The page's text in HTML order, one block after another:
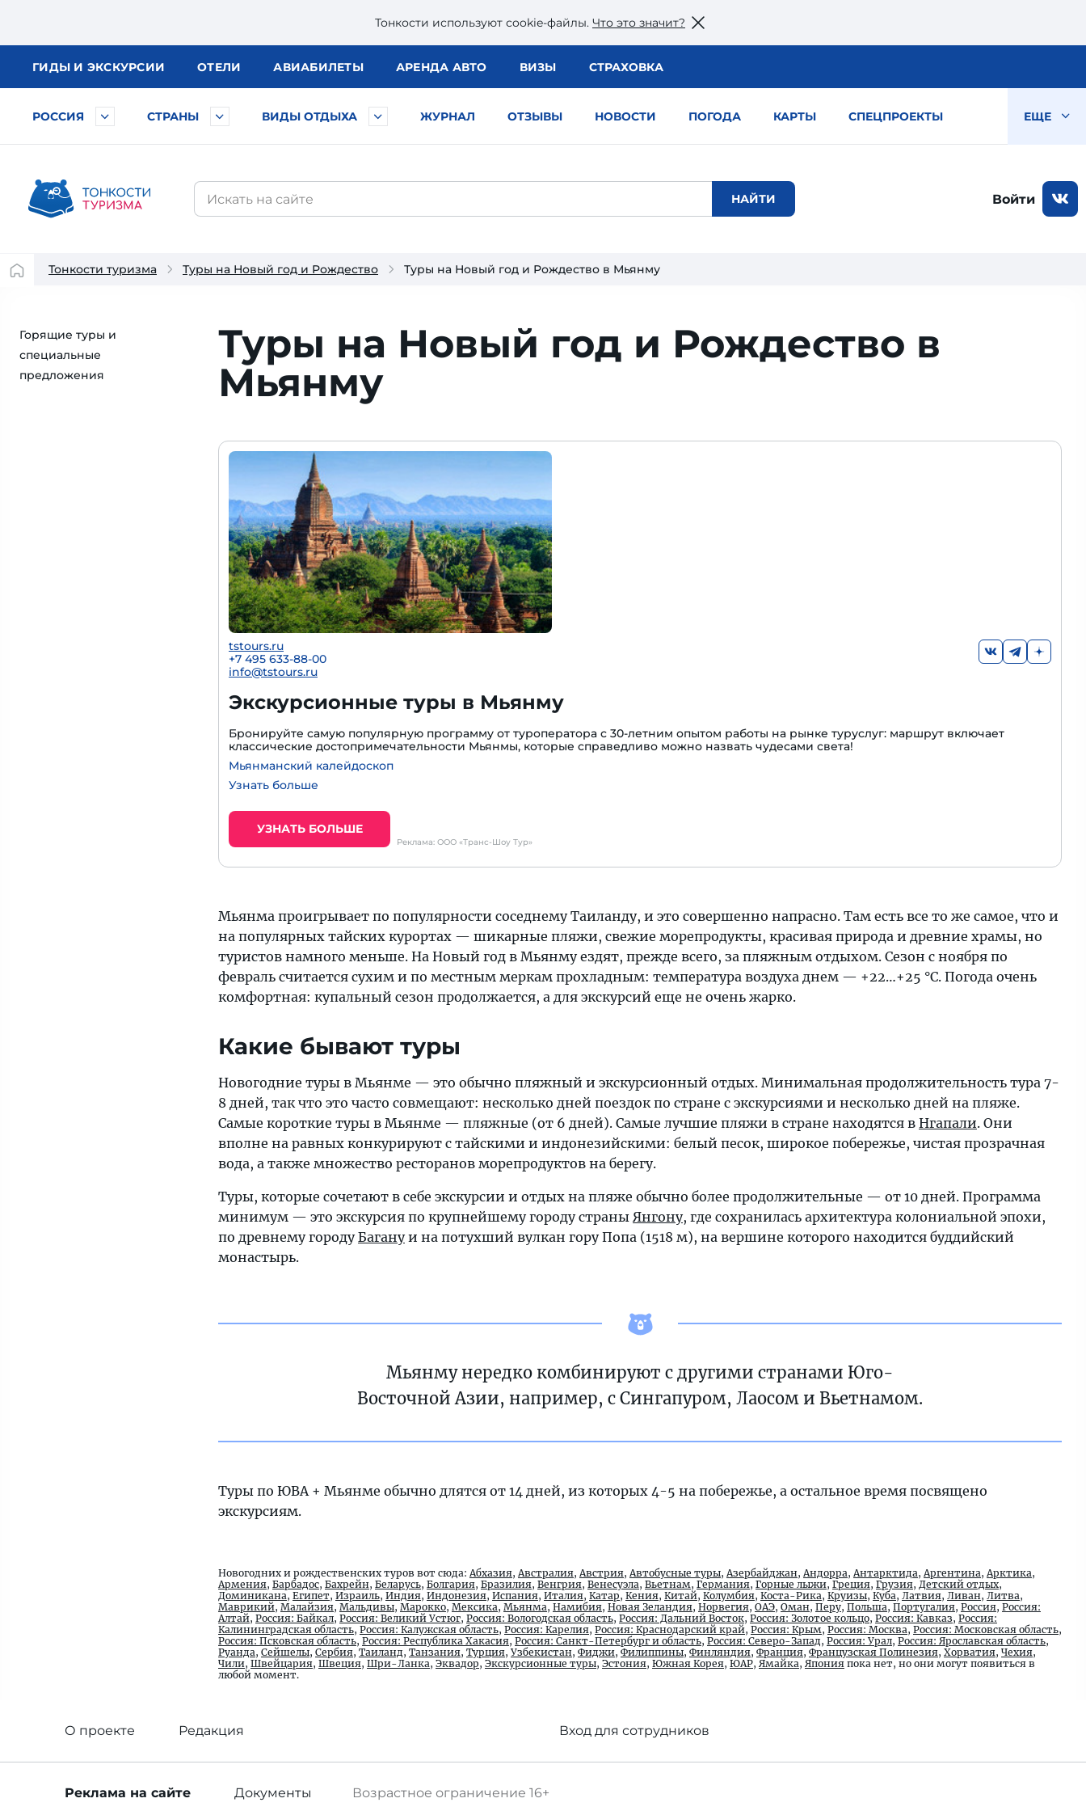
Тонкости используют сookie-файлы. Что это значит?
ГИДЫ И ЭКСКУРСИИ ОТЕЛИ АВИАБИЛЕТЫ АРЕНДА АВТО ВИЗЫ СТРАХОВКА
РОССИЯ СТРАНЫ ВИДЫ ОТДЫХА ЖУРНАЛ ОТЗЫВЫ НОВОСТИ ПОГОДА КАРТЫ СПЕЦПРОЕКТЫ ЕЩЕ
Войти
Тонкости туризма Туры на Новый год и Рождество Туры на Новый год и Рождество в Мьянму
Горящие туры и
специальные
предложения
Туры на Новый год и Рождество в
Мьянму
tstours.ru
+7 495 633-88-00
info@tstours.ru
Экскурсионные туры в Мьянму
Бронируйте самую популярную программу от туроператора с 30-летним опытом работы на рынке туруслуг: маршрут включает
классические достопримечательности Мьянмы, которые справедливо можно назвать чудесами света!
Мьянманский калейдоскоп
Узнать больше
УЗНАТЬ БОЛЬШЕ
Реклама: ООО «Транс-Шоу Тур»
Мьянма проигрывает по популярности соседнему Таиланду, и это совершенно напрасно. Там есть все то же самое, что и
на популярных тайских курортах — шикарные пляжи, свежие морепродукты, красивая природа и древние храмы, но
туристов намного меньше. На Новый год в Мьянму ездят, прежде всего, за пляжным отдыхом. Сезон с ноября по
февраль считается сухим и по местным меркам прохладным: температура воздуха днем — +22…+25 °С. Погода очень
комфортная: купальный сезон продолжается, а для экскурсий еще не очень жарко.
Какие бывают туры
Новогодние туры в Мьянме — это обычно пляжный и экскурсионный отдых. Минимальная продолжительность тура 7-
8 дней, так что это часто совмещают: несколько дней поездок по стране с экскурсиями и несколько дней на пляже.
Самые короткие туры в Мьянме — пляжные (от 6 дней). Самые лучшие пляжи в стране находятся в Нгапали. Они
вполне на равных конкурируют с тайскими и индонезийскими: белый песок, широкое побережье, чистая прозрачная
вода, а также множество ресторанов морепродуктов на берегу.
Туры, которые сочетают в себе экскурсии и отдых на пляже обычно более продолжительные — от 10 дней. Программа
минимум — это экскурсия по крупнейшему городу страны Янгону, где сохранилась архитектура колониальной эпохи,
по древнему городуБагануи на потухший вулкан гору Попа (1518 м), на вершине которого находится буддийский
монастырь.
Мьянму нередко комбинируют с другими странами Юго-
Восточной Азии, например, с Сингапуром, Лаосом и Вьетнамом.
Туры по ЮВА + Мьянме обычно длятся от 14 дней, из которых 4-5 на побережье, а остальное время посвящено
экскурсиям.
Новогодних и рождественских туров вот сюда: Абхазия, Австралия, Австрия, Автобусные туры, Азербайджан, Андорра, Антарктида, Аргентина, Арктика,
Армения, Барбадос, Бахрейн, Беларусь, Болгария, Бразилия, Венгрия, Венесуэла, Вьетнам, Германия, Горные лыжи, Греция, Грузия, Детский отдых,
Доминикана, Египет, Израиль, Индия, Индонезия, Испания, Италия, Катар, Кения, Китай, Колумбия, Коста-Рика, Круизы, Куба, Латвия, Ливан, Литва,
Маврикий, Малайзия, Мальдивы, Марокко, Мексика, Мьянма, Намибия, Новая Зеландия, Норвегия, ОАЭ, Оман, Перу, Польша, Португалия, Россия, Россия:
Алтай, Россия: Байкал, Россия: Великий Устюг, Россия: Вологодская область, Россия: Дальний Восток, Россия: Золотое кольцо, Россия: Кавказ, Россия:
Калининградская область, Россия: Калужская область, Россия: Карелия, Россия: Краснодарский край, Россия: Крым, Россия: Москва, Россия: Московская область,
Россия: Псковская область, Россия: Республика Хакасия, Россия: Санкт-Петербург и область, Россия: Северо-Запад, Россия: Урал, Россия: Ярославская область,
Руанда, Сейшелы, Сербия, Таиланд, Танзания, Турция, Узбекистан, Фиджи, Филиппины, Финляндия, Франция, Французская Полинезия, Хорватия, Чехия,
Чили, Швейцария, Швеция, Шри-Ланка, Эквадор, Экскурсионные туры, Эстония, Южная Корея, ЮАР, Ямайка, Япония пока нет, но они могут появиться в
любой момент.
О проекте Редакция Вход для сотрудников
Возрастное ограничение 16+
Реклама на сайте Документы